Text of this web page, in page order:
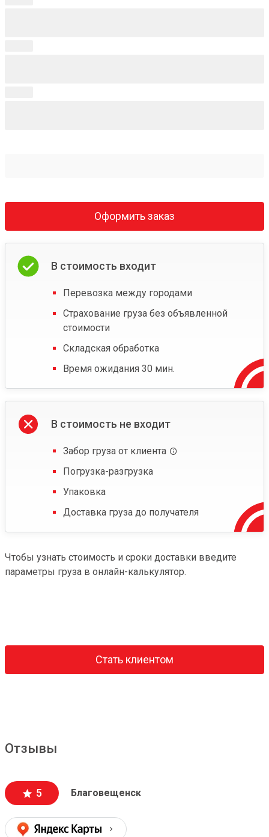
Оформить заказ
В стоимость входит
Перевозка между городами
Страхование груза без объявленной
стоимости
Складская обработка
Время ожидания 30 мин.
В стоимость не входит
Забор груза от клиента
Погрузка-разгрузка
Упаковка
Доставка груза до получателя
Чтобы узнать стоимость и сроки доставки введите
параметры груза в онлайн-калькулятор.
Стать клиентом
Отзывы
5 Благовещенск